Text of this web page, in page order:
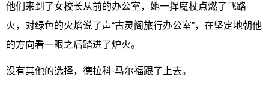
他们来到了女校长从前的办公室，她一挥魔杖点燃了飞路
火，对绿色的火焰说了声“古灵阁旅行办公室”，在坚定地朝他
的方向看一眼之后踏进了炉火。
没有其他的选择，德拉科·马尔福跟了上去。